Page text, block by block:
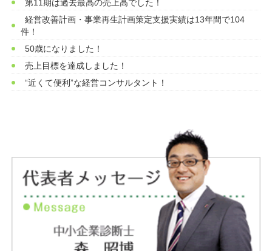
第11期は過去最高の売上高でした！
経営改善計画・事業再生計画策定支援実績は13年間で104
件！
50歳になりました！
売上目標を達成しました！
“近くて便利”な経営コンサルタント！